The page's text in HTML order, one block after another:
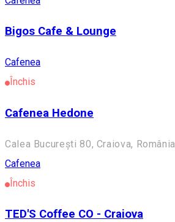
Bigos Cafe & Lounge
Cafenea
Închis
Cafenea Hedone
Calea București 80, Craiova, România
Cafenea
Închis
TED'S Coffee CO - Craiova